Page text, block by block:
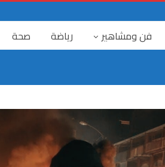
فن ومشاهير رياضة صحة